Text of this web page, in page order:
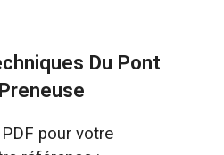
Du Pont
pour votre